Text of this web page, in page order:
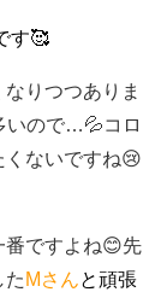
す🥰
りつつありま
いので…💦コロ
くないですね😢
番ですよね😊先
た Mさん と頑張